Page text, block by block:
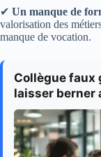
✔ Un manque de
valorisation des
manque de vocation.
Collègue faux
laisser berner